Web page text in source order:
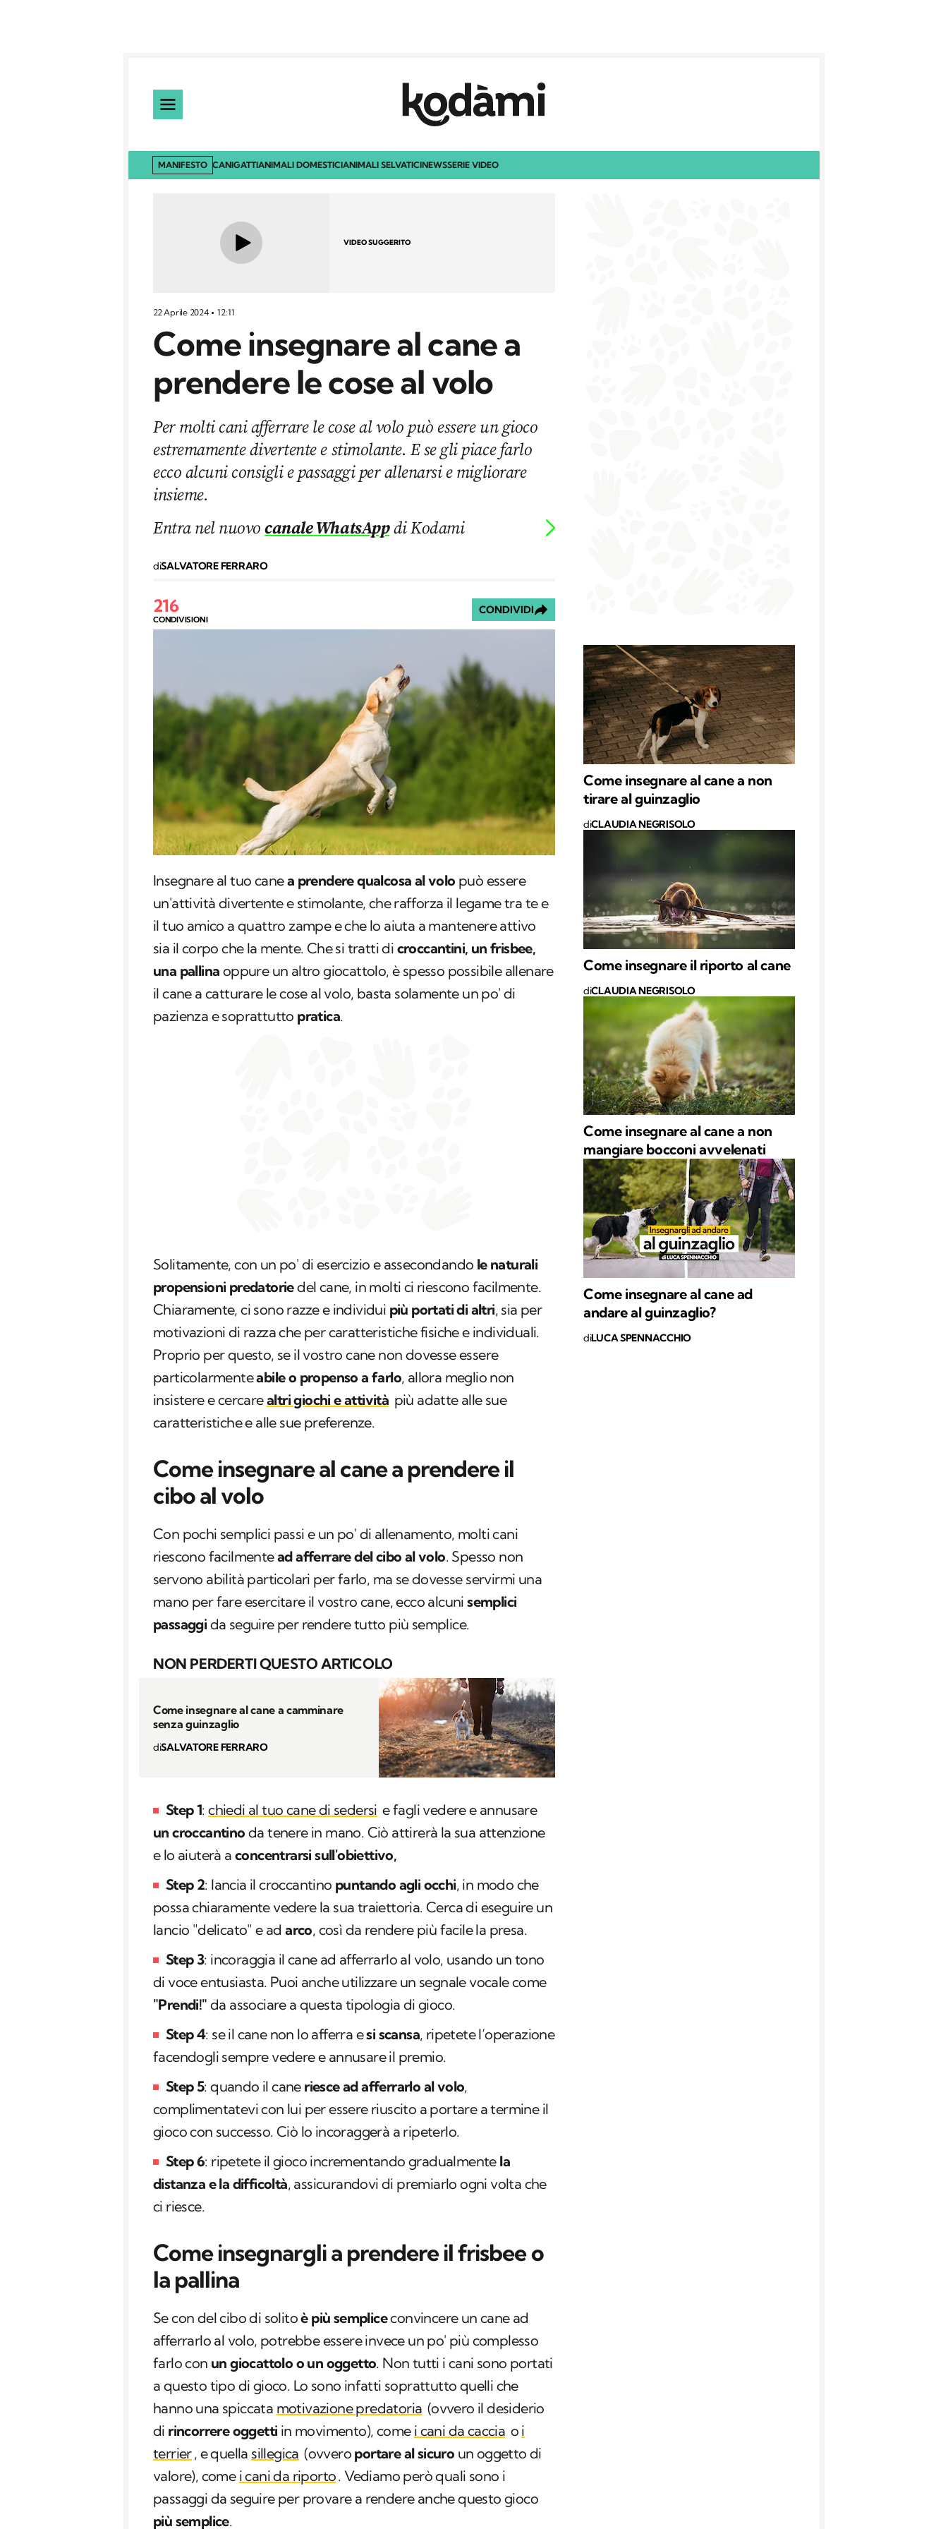
MANIFESTO CANIGATTIANIMALI DOMESTICIANIMALI SELVATICINEWSSERIE VIDEO
VIDEO SUGGERITO
22 Aprile 2024 12:11
Come insegnare al cane a
prendere le cose al volo
Per molti cani afferrare le cose al volo può essere un gioco
estremamente divertente e stimolante. E se gli piace farlo
ecco alcuni consigli e passaggi per allenarsi e migliorare
insieme.
Entra nel nuovocanale WhatsAppdi Kodami
diSALVATORE FERRARO
216
CONDIVISIONI
CONDIVIDI
Insegnare al tuo canea prendere qualcosa al volo può essere
un'attività divertente e stimolante, che rafforza il legame tra te e
il tuo amico a quattro zampe e che lo aiuta a mantenere attivo
sia il corpo che la mente. Che si tratti di croccantini, un frisbee,
una pallina oppure un altro giocattolo, è spesso possibile allenare
il cane a catturare le cose al volo, basta solamente un po' di
pazienza e soprattutto pratica.
Solitamente, con un po' di esercizio e assecondando le naturali
propensioni predatoriedel cane, in molti ci riescono facilmente.
Chiaramente, ci sono razze e individui più portati di altri, sia per
motivazioni di razza che per caratteristiche fisiche e individuali.
Proprio per questo, se il vostro cane non dovesse essere
particolarmenteabile o propenso a farlo, allora meglio non
insistere e cercarealtri giochi e attività più adatte alle sue
caratteristiche e alle sue preferenze.
Come insegnare al cane a prendere il
cibo al volo
Con pochi semplici passi e un po' di allenamento, molti cani
riescono facilmentead afferrare del cibo al volo. Spesso non
servono abilità particolari per farlo, ma se dovesse servirmi una
mano per fare esercitare il vostro cane, ecco alcunisemplici
passaggi da seguire per rendere tutto più semplice.
NON PERDERTI QUESTO ARTICOLO
Come insegnare al cane a camminare
senza guinzaglio
diSALVATORE FERRARO
Step 1:chiedi al tuo cane di sedersi e fagli vedere e annusare
un croccantino da tenere in mano. Ciò attirerà la sua attenzione
e lo aiuterà aconcentrarsi sull'obiettivo,
Step 2: lancia il croccantino puntando agli occhi, in modo che
possa chiaramente vedere la sua traiettoria. Cerca di eseguire un
lancio "delicato" e adarco, così da rendere più facile la presa.
Step 3: incoraggia il cane ad afferrarlo al volo, usando un tono
di voce entusiasta. Puoi anche utilizzare un segnale vocale come
"Prendi!" da associare a questa tipologia di gioco.
Step 4: se il cane non lo afferra esi scansa, ripetete l’operazione
facendogli sempre vedere e annusare il premio.
Step 5: quando il cane riesce ad afferrarlo al volo,
complimentatevi con lui per essere riuscito a portare a termine il
gioco con successo. Ciò lo incoraggerà a ripeterlo.
Step 6: ripetete il gioco incrementando gradualmente la
distanza e la difficoltà, assicurandovi di premiarlo ogni volta che
ci riesce.
Come insegnargli a prendere il frisbee o
la pallina
Se con del cibo di solitoè più sempliceconvincere un cane ad
afferrarlo al volo, potrebbe essere invece un po' più complesso
farlo con un giocattolo o un oggetto. Non tutti i cani sono portati
a questo tipo di gioco. Lo sono infatti soprattutto quelli che
hanno una spiccata motivazione predatoria (ovvero il desiderio
di rincorrere oggetti in movimento), come i cani da caccia o i
terrier, e quella sillegica (ovvero portare al sicuro un oggetto di
valore), come i cani da riporto. Vediamo però quali sono i
passaggi da seguire per provare a rendere anche questo gioco
più semplice.
Come insegnare al cane a non
tirare al guinzaglio
diCLAUDIA NEGRISOLO
Come insegnare il riporto al cane
diCLAUDIA NEGRISOLO
Come insegnare al cane a non
mangiare bocconi avvelenati
Come insegnare al cane ad
andare al guinzaglio?
diLUCA SPENNACCHIO